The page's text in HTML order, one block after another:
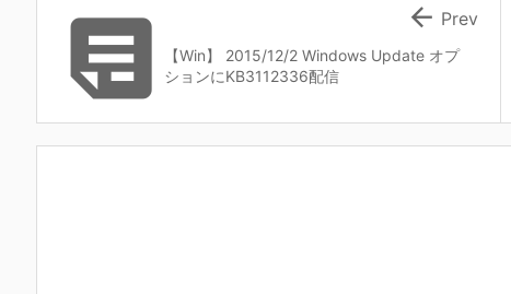
 【Win】 2015/12/2 Windows Update オプ
ションにKB3112336配信
 Prev